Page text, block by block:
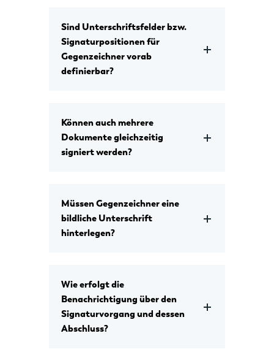
Sind Unterschriftsfelder bzw.
Signaturpositionen für
Gegenzeichner vorab
definierbar?
Können auch mehrere
Dokumente gleichzeitig
signiert werden?
Müssen Gegenzeichner eine
bildliche Unterschrift
hinterlegen?
Wie erfolgt die
Benachrichtigung über den
Signaturvorgang und dessen
Abschluss?